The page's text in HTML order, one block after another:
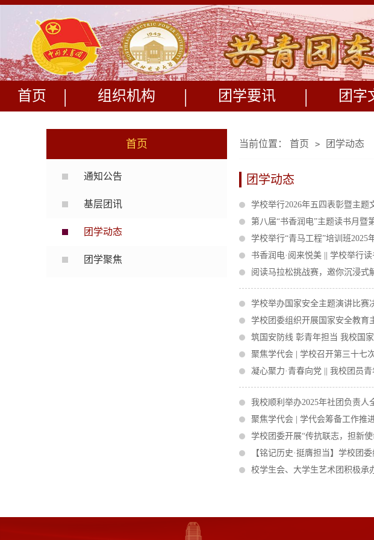
首页 | 组织机构 | 团学要讯 | 团字
首页
通知公告
基层团讯
团学动态
团学聚焦
当前位置： 首页 > 团学动态
团学动态
学校举行2026年五四表彰暨主题
第八届“书香润电”主题读书月暨
学校举行“青马工程”培训班2025
书香润电·阅来悦美 || 学校举行
阅读马拉松挑战赛，邀你沉浸式
学校举办国家安全主题演讲比赛
学校团委组织开展国家安全教育
筑国安防线 彰青年担当 我校国
聚焦学代会 | 学校召开第三十七
凝心聚力·青春向党 || 我校团员
我校顺利举办2025年社团负责人
聚焦学代会 | 学代会筹备工作推
学校团委开展“传抗联志，担新
【铭记历史·挺膺担当】学校团
校学生会、大学生艺术团积极承